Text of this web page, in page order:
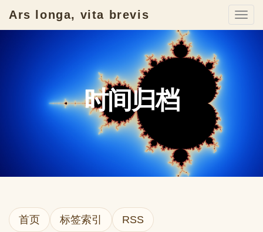
Ars longa, vita brevis
时间归档
首页 标签索引 RSS